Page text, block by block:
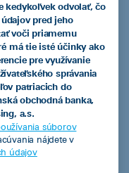
kedykoľvek odvolať, čo
pred jeho
voči priamemu
má tie isté účinky ako
pre využívanie
správania
patriacich do
obchodná banka,
a.s.
súborov
nájdete v
údajov